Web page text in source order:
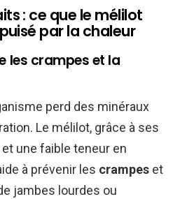
: ce que le mélilot
par la chaleur
les crampes et la
perd des minéraux
Le mélilot, grâce à ses
une faible teneur en
à prévenir les crampes et
jambes lourdes ou